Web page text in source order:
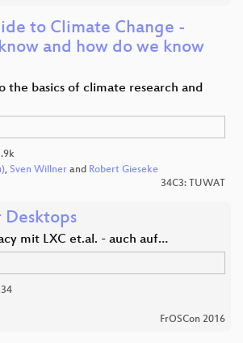
to Climate Change -
and how do we know
basics of climate research and
, Sven Willner and Robert Gieseke
34C3: TUWAT
mit LXC et.al. - auch auf…
FrOSCon 2016